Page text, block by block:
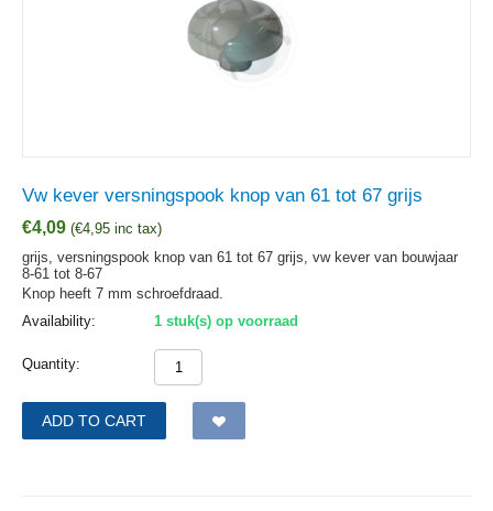
Vw kever versningspook knop van 61 tot 67 grijs
€4,09 (€4,95 inc tax)
grijs, versningspook knop van 61 tot 67 grijs, vw kever van bouwjaar
8-61 tot 8-67
Knop heeft 7 mm schroefdraad.
Availability:
1 stuk(s) op voorraad
Quantity:
ADD TO CART